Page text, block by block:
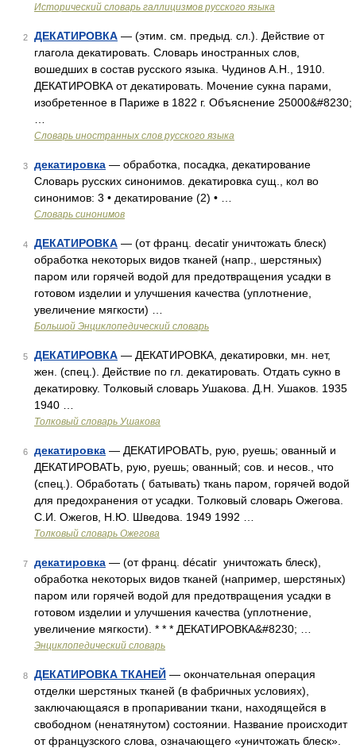
Исторический словарь галлицизмов русского языка
2 ДЕКАТИРОВКА — (этим. см. предыд. сл.). Действие от
глагола декатировать. Словарь иностранных слов,
вошедших в состав русского языка. Чудинов А.Н., 1910.
ДЕКАТИРОВКА от декатировать. Мочение сукна парами,
изобретенное в Париже в 1822 г. Объяснение 25000&#8230;
Словарь иностранных слов русского языка
3 декатировка — обработка, посадка, декатирование
Словарь русских синонимов. декатировка сущ., кол во
синонимов: 3 • декатирование (2) • …
Словарь синонимов
4 ДЕКАТИРОВКА — (от франц. decatir уничтожать блеск)
обработка некоторых видов тканей (напр., шерстяных)
паром или горячей водой для предотвращения усадки в
готовом изделии и улучшения качества (уплотнение,
увеличение мягкости) …
Большой Энциклопедический словарь
5 ДЕКАТИРОВКА — ДЕКАТИРОВКА, декатировки, мн. нет,
жен. (спец.). Действие по гл. декатировать. Отдать сукно в
декатировку. Толковый словарь Ушакова. Д.Н. Ушаков. 1935
1940 …
Толковый словарь Ушакова
6 декатировка — ДЕКАТИРОВАТЬ, рую, руешь; ованный и
ДЕКАТИРОВАТЬ, рую, руешь; ованный; сов. и несов., что
(спец.). Обработать ( батывать) ткань паром, горячей водой
для предохранения от усадки. Толковый словарь Ожегова.
С.И. Ожегов, Н.Ю. Шведова. 1949 1992 …
Толковый словарь Ожегова
7 декатировка — (от франц. décatir уничтожать блеск),
обработка некоторых видов тканей (например, шерстяных)
паром или горячей водой для предотвращения усадки в
готовом изделии и улучшения качества (уплотнение,
увеличение мягкости). * * * ДЕКАТИРОВКА&#8230; …
Энциклопедический словарь
8 ДЕКАТИРОВКА ТКАНЕЙ — окончательная операция
отделки шерстяных тканей (в фабричных условиях),
заключающаяся в пропаривании ткани, находящейся в
свободном (ненатянутом) состоянии. Название происходит
от французского слова, означающего «уничтожать блеск».